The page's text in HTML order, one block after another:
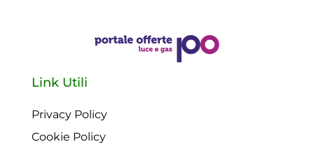
Link Utili
Privacy Policy
Cookie Policy